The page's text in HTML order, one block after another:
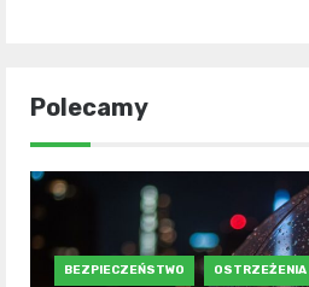
Polecamy
BEZPIECZEŃSTWO OSTRZEŻENIA